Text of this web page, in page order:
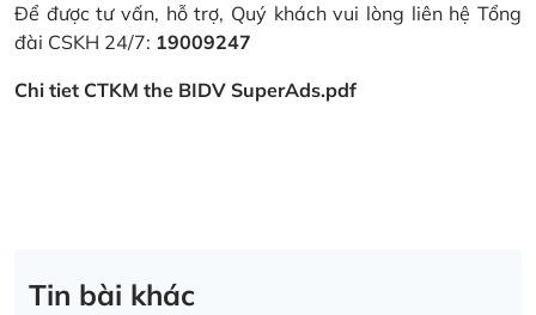
Để được tư vấn, hỗ trợ, Quý khách vui lòng liên hệ Tổng
đài CSKH 24/7: 19009247
Chi tiet CTKM the BIDV SuperAds.pdf
Tin bài khác